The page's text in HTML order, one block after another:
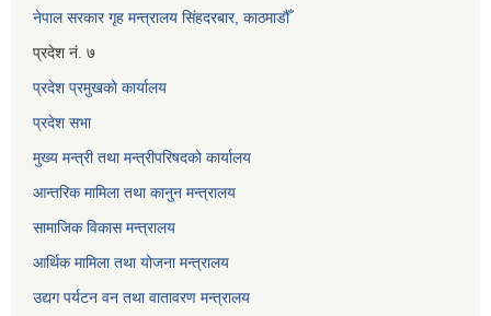
नेपाल सरकार गृह मन्त्रालय सिंहदरबार, काठमाडौँ
प्रदेश नं. ७
प्रदेश प्रमुखको कार्यालय
प्रदेश सभा
मुख्य मन्त्री तथा मन्त्रीपरिषदको कार्यालय
आन्तरिक मामिला तथा कानुन मन्त्रालय
सामाजिक विकास मन्त्रालय
आर्थिक मामिला तथा योजना मन्त्रालय
उद्यग पर्यटन वन तथा वातावरण मन्त्रालय